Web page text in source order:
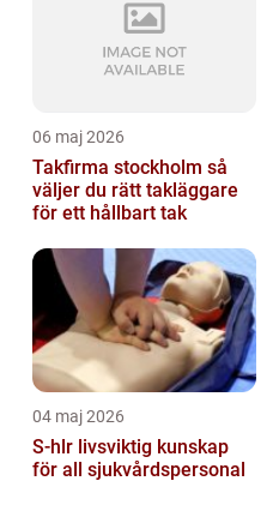
06 maj 2026
Takfirma stockholm så
väljer du rätt takläggare
för ett hållbart tak
04 maj 2026
S-hlr livsviktig kunskap
för all sjukvårdspersonal